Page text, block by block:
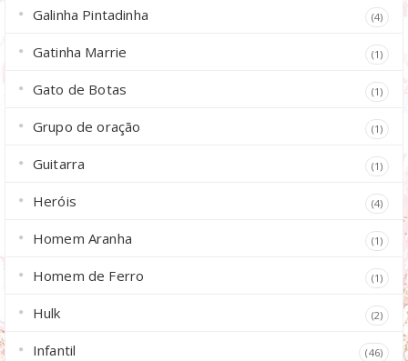
Galinha Pintadinha (4)
Gatinha Marrie (1)
Gato de Botas (1)
Grupo de oração (1)
Guitarra (1)
Heróis (4)
Homem Aranha (1)
Homem de Ferro (1)
Hulk (2)
Infantil (46)